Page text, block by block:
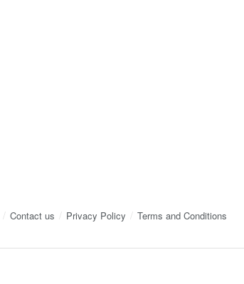
Contact us Privacy Policy Terms and Conditions